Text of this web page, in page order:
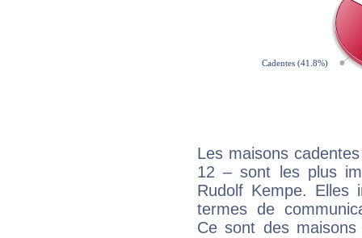
Les maisons
12 – sont les plus
Rudolf Kempe. Elles
termes de
Ce sont des